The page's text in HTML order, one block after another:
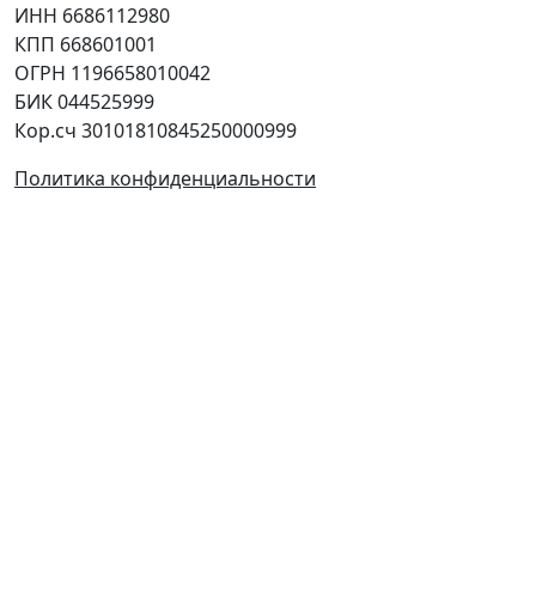
ИНН 6686112980
КПП 668601001
ОГРН 1196658010042
БИК 044525999
Кор.сч 30101810845250000999
Политика конфиденциальности